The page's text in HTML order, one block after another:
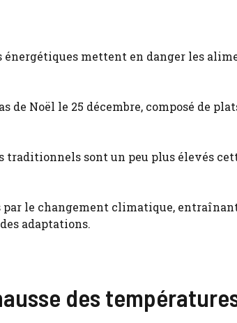
énergétiques mettent en danger les
de Noël le 25 décembre, composé de
traditionnels sont un peu plus élevés
par le changement climatique,
adaptations.
des